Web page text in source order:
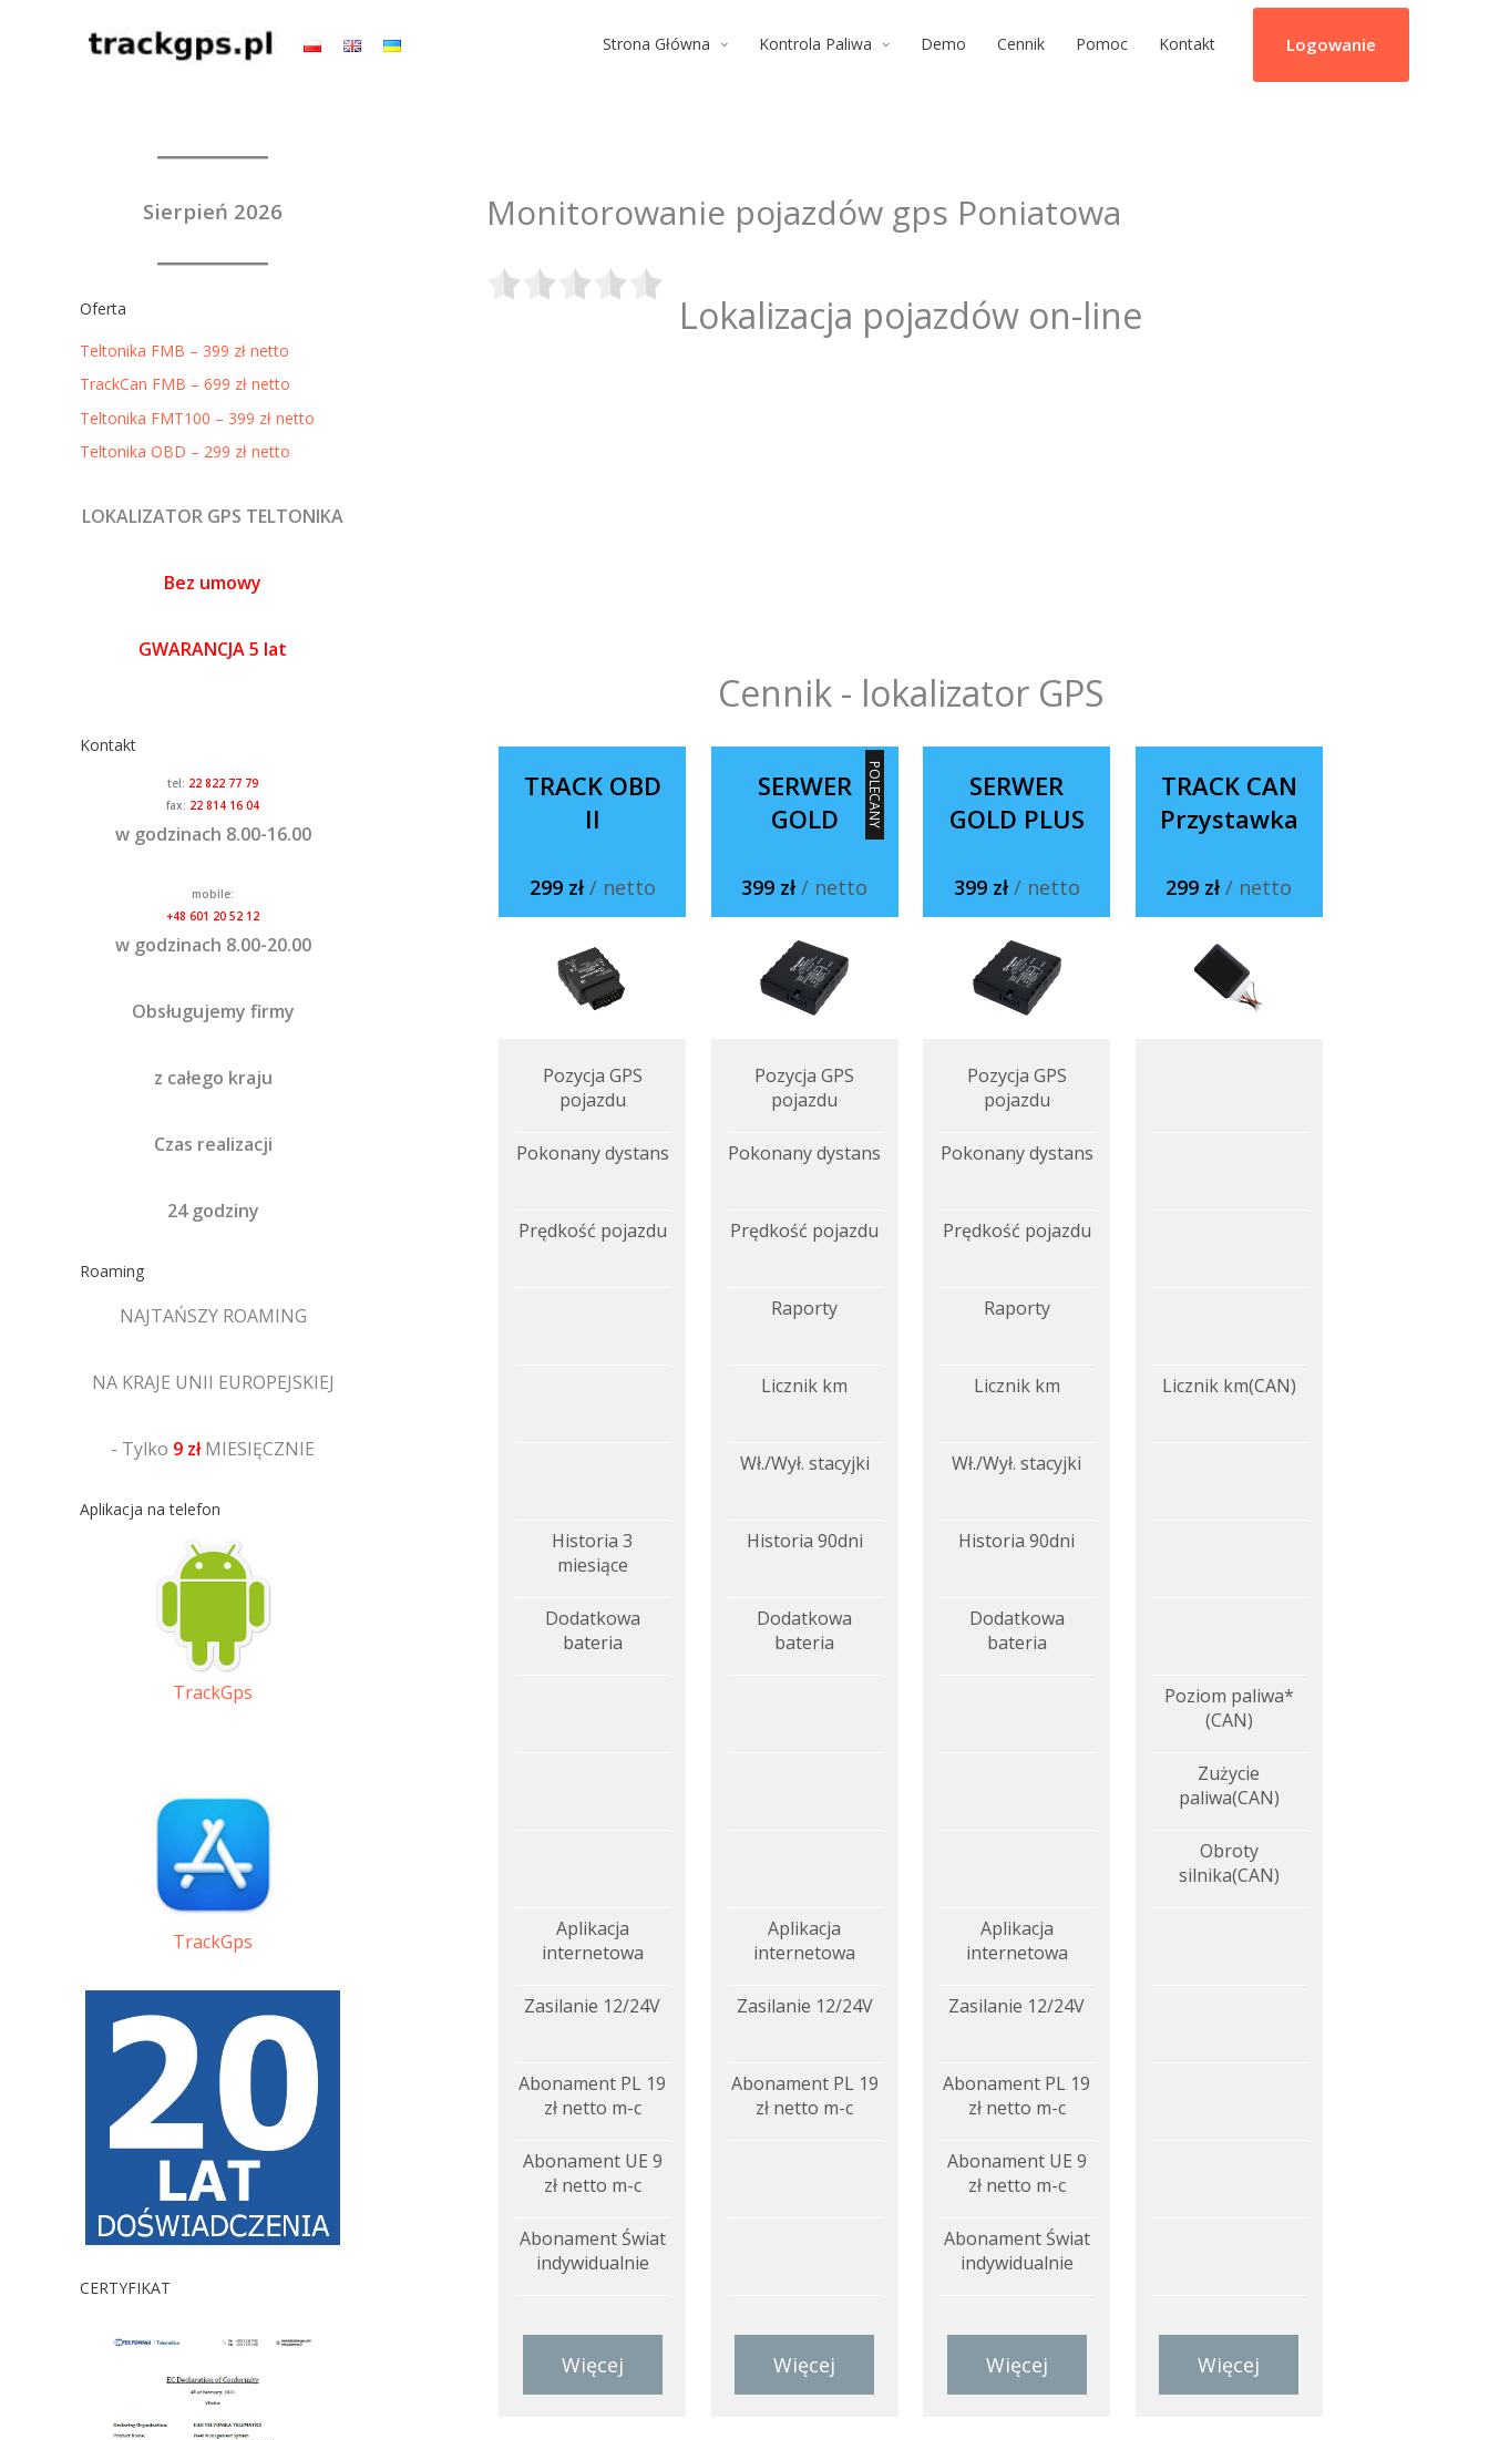
Strona Główna Kontrola Paliwa Demo Cennik Pomoc Kontakt Logowanie
Sierpień 2026
Oferta
Teltonika FMB – 399 zł netto
TrackCan FMB – 699 zł netto
Teltonika FMT100 – 399 zł netto
Teltonika OBD – 299 zł netto
LOKALIZATOR GPS TELTONIKA
Bez umowy
GWARANCJA 5 lat
Kontakt
tel: 22 822 77 79
fax: 22 814 16 04
w godzinach 8.00-16.00
mobile:
+48 601 20 52 12
w godzinach 8.00-20.00
Obsługujemy firmy
z całego kraju
Czas realizacji
24 godziny
Roaming
NAJTAŃSZY ROAMING
NA KRAJE UNII EUROPEJSKIEJ
- Tylko 9 złMIESIĘCZNIE
Aplikacja na telefon
TrackGps
TrackGps
CERTYFIKAT
Monitorowanie pojazdów gps Poniatowa
Lokalizacja pojazdów on-line
Cennik - lokalizator GPS
TRACK OBD
II
299 zł / netto
Pozycja GPS
pojazdu
Pokonany dystans
Prędkość pojazdu
Historia 3
miesiące
Dodatkowa
bateria
Aplikacja
internetowa
Zasilanie 12/24V
Abonament PL 19
zł netto m-c
Abonament UE 9
zł netto m-c
Abonament Świat
indywidualnie
Więcej
POLECANY
SERWER
GOLD
399 zł/ netto
Pozycja GPS
pojazdu
Pokonany dystans
Prędkość pojazdu
Raporty
Licznik km
Wł./Wył. stacyjki
Historia 90dni
Dodatkowa
bateria
Aplikacja
internetowa
Zasilanie 12/24V
Abonament PL 19
zł netto m-c
Więcej
SERWER
GOLD PLUS
399 zł / netto
Pozycja GPS
pojazdu
Pokonany dystans
Prędkość pojazdu
Raporty
Licznik km
Wł./Wył. stacyjki
Historia 90dni
Dodatkowa
bateria
Aplikacja
internetowa
Zasilanie 12/24V
Abonament PL 19
zł netto m-c
Abonament UE 9
zł netto m-c
Abonament Świat
indywidualnie
Więcej
TRACK CAN
Przystawka
299 zł/ netto
Licznik km(CAN)
Poziom paliwa*
(CAN)
Zużycie
paliwa(CAN)
Obroty
silnika(CAN)
Więcej